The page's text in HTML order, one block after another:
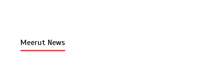
Meerut News